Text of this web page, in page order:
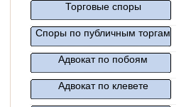
Торговые споры
Споры по публичным торгам
Адвокат по побоям
Адвокат по клевете